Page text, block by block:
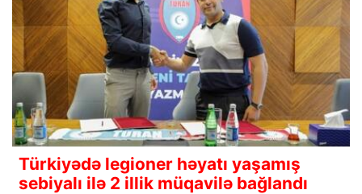
Türkiyədə legioner həyatı yaşamış
sebiyalı ilə 2 illik müqavilə bağlandı